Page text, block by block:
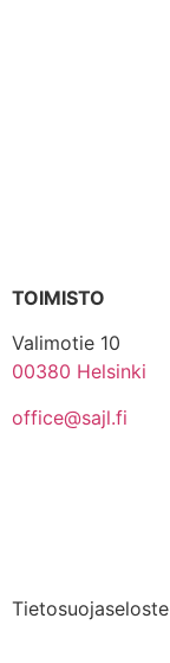
TOIMISTO
Valimotie 10
00380 Helsinki
office@sajl.fi
Tietosuojaseloste